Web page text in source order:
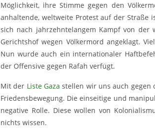
Möglichkeit, ihre Stimme gegen den
anhaltende, weltweite Protest auf der Straße
sich nach jahrzehntelangem Kampf von
Gerichtshof wegen Völkermord angeklagt.
Nun wurde auch ein internationaler
der Offensive gegen Rafah verfügt.
Mit der Liste Gaza stellen wir uns auch gegen
Friedensbewegung. Die einseitige und
negative Rolle. Diese wollen von
nichts wissen.